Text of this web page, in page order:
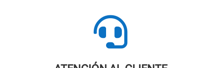
